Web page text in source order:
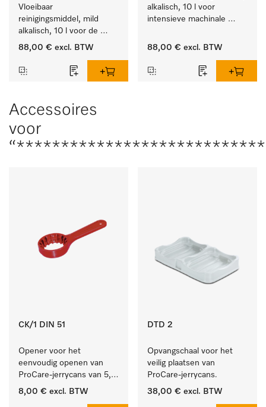
Vloeibaar
reinigingsmiddel, mild
alkalisch, 10 l voor de
reiniging van lichte
bestek en glazen.
88,00 € excl. BTW
alkalisch, 10 l voor
intensieve machinale
laboratoriumglaswerk en -
88,00 € excl. BTW
Accessoires
voor
CK/1 DIN 51
Opener voor het
eenvoudig openen van
ProCare-jerrycans van 5,
10 en 20 l.
8,00 € excl. BTW
DTD 2
Opvangschaal voor het
veilig plaatsen van
ProCare-jerrycans.
38,00 € excl. BTW